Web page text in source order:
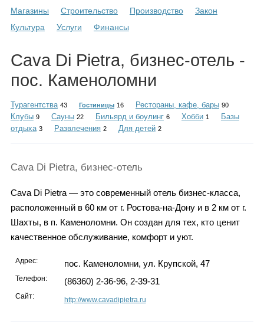
Объявления
Инфо
Карты
Фотогалерея
Магазины
Строительство Производство
Закон
Культура
Услуги Финансы
Cava Di Pietra, бизнес-отель -
пос. Каменоломни
Турагентства 43 Гостиницы 16 Рестораны, кафе, бары 90
Клубы 9 Сауны 22 Бильярд и боулинг 6 Хобби 1
Базы
отдыха 3 Развлечения 2 Для детей 2
Cava Di Pietra, бизнес-отель
Cava Di Pietra — это современный отель бизнес-класса,
расположенный в 60 км от г. Ростова-на-Дону и в 2 км от г.
Шахты, в п. Каменоломни. Он создан для тех, кто ценит
качественное обслуживание, комфорт и уют.
Адрес: пос. Каменоломни, ул. Крупской, 47
Телефон: (86360) 2-36-96, 2-39-31
Сайт: http://www.cavadipietra.ru